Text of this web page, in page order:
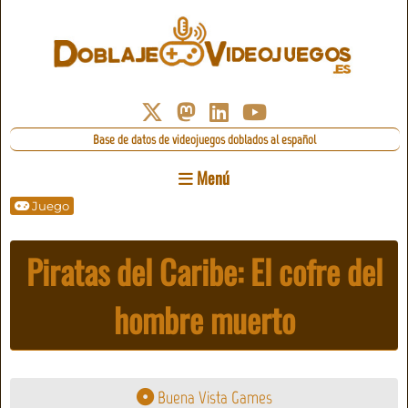
Base de datos de videojuegos doblados al español
Menú
Juego
Piratas del Caribe: El cofre del
hombre muerto
Buena Vista Games